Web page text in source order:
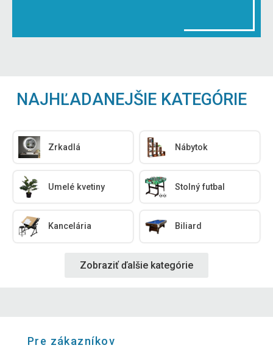
NAJHĽADANEJŠIE KATEGÓRIE
Zrkadlá Nábytok
Umelé kvetiny Stolný futbal
Kancelária Biliard
Zobraziť ďalšie kategórie
Pre zákazníkov